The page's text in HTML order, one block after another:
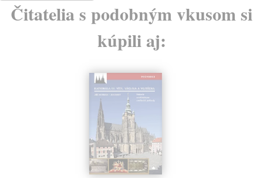
Čitatelia s podobným vkusom si
kúpili aj: